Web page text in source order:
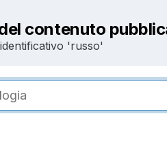
contenuto
'russo'